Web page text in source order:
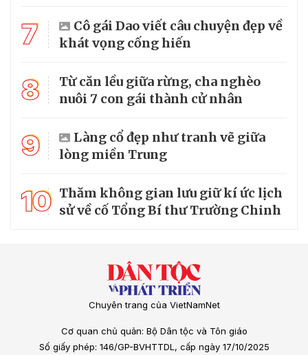
7
Cô gái Dao viết câu chuyện đẹp về
khát vọng cống hiến
8
Từ căn lều giữa rừng, cha nghèo
nuôi 7 con gái thành cử nhân
9
Làng cổ đẹp như tranh vẽ giữa
lòng miền Trung
10 Thăm không gian lưu giữ kí ức lịch
sử về cố Tổng Bí thư Trường Chinh
Chuyên trang của VietNamNet
Cơ quan chủ quản: Bộ Dân tộc và Tôn giáo
Số giấy phép: 146/GP-BVHTTDL, cấp ngày 17/10/2025